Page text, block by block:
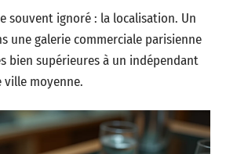
souvent ignoré : la localisation. Un
une galerie commerciale parisienne
bien supérieures à un indépendant
ville moyenne.